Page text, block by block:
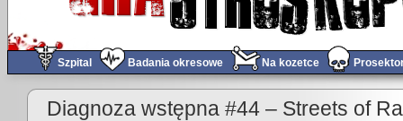
Szpital Badania okresowe Na kozetce
Tomograf #61 – Jeszcze raz Fantazja Ostateczna nr 7!
Diagnoza wstępna #44 – Streets of